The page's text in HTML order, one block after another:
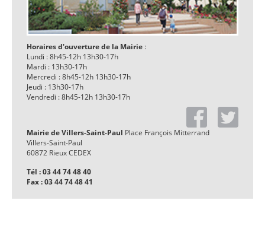
Horaires d'ouverture de la Mairie :
Lundi : 8h45-12h 13h30-17h
Mardi : 13h30-17h
Mercredi : 8h45-12h 13h30-17h
Jeudi : 13h30-17h
Vendredi : 8h45-12h 13h30-17h
Mairie de Villers-Saint-Paul Place François Mitterrand
Villers-Saint-Paul
60872 Rieux CEDEX
Tél : 03 44 74 48 40
Fax : 03 44 74 48 41